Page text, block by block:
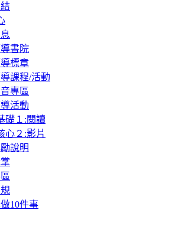
書院
標章
課程/活動
專區
活動
礎１:閱讀
心２:影片
說明
10件事